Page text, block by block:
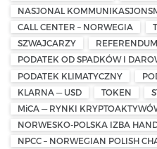
NASJONAL
CALL CENTER – NORWEGIA
SZWAJCARZY
REFERENDUM
PODATEK OD SPADKÓW I
PODATEK KLIMATYCZNY
KLARNA — USD
TOKEN
MiCA — RYNKI
NORWESKO-POLSKA IZBA
NPCC – NORWEGIAN POLISH